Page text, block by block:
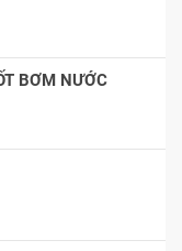
BƠM NƯỚC